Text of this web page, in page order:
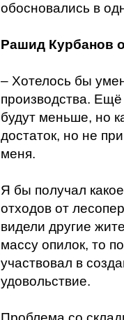
обосновались в
Рашид Курбанов
– Хотелось бы
производства.
будут меньше, но
достаток, но не
меня.
Я бы получал
отходов от
видели другие
массу опилок, то
участвовал в
удовольствие.